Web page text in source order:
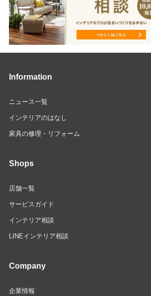
Information
ニュース一覧
インテリアのはなし
家具の修理・リフォーム
Shops
店舗一覧
サービスガイド
インテリア相談
LINEインテリア相談
Company
企業情報